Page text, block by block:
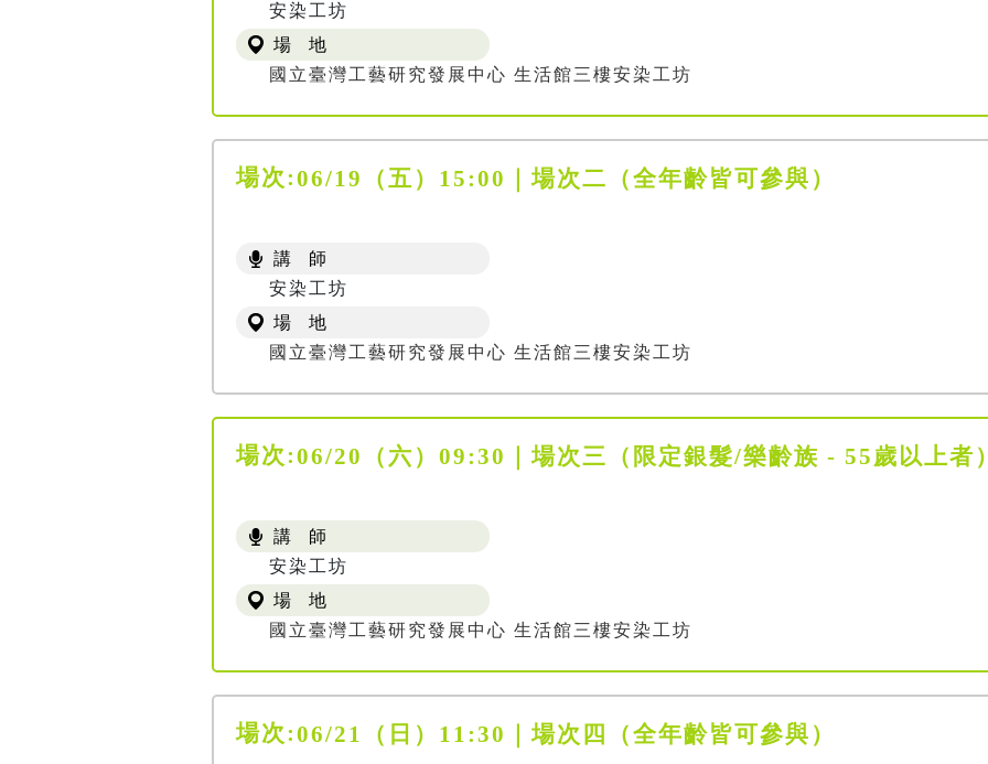
安染工坊
場 地
國立臺灣工藝研究發展中心 生活館三樓安染工坊
場次:06/19（五）15:00｜場次二（全年齡皆可參與）
講 師
安染工坊
場 地
國立臺灣工藝研究發展中心 生活館三樓安染工坊
場次:06/20（六）09:30｜場次三（限定銀髮/樂齡族 - 55歲以上者
講 師
安染工坊
場 地
國立臺灣工藝研究發展中心 生活館三樓安染工坊
場次:06/21（日）11:30｜場次四（全年齡皆可參與）